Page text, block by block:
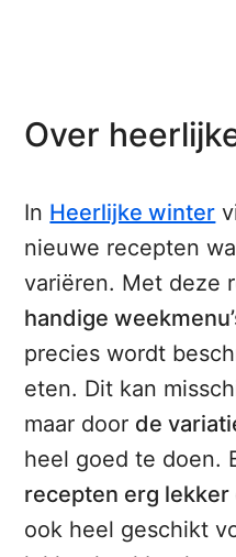
Over
In Heerlijke winter
nieuwe recepten
variëren. Met deze
handige
precies wordt
eten. Dit kan
maar door de
heel goed te doen.
recepten erg lekker
ook heel geschikt